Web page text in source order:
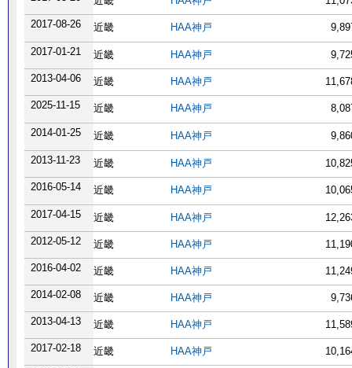
2017-08-26
近畿 HAA神戸
2017-01-21 近畿 HAA神戸
2013-04-06
近畿 HAA神戸
2025-11-15
近畿 HAA神戸
2014-01-25 近畿 HAA神戸
2013-11-23 近畿 HAA神戸
2016-05-14
近畿 HAA神戸
2017-04-15 近畿 HAA神戸
2012-05-12
近畿 HAA神戸
2016-04-02
近畿 HAA神戸
2014-02-08
近畿 HAA神戸
2013-04-13
近畿 HAA神戸
2017-02-18
近畿 HAA神戸